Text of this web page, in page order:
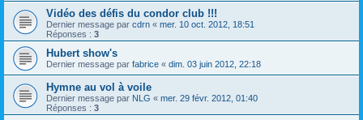
Vidéo des défis du condor club !!!
Dernier message par cdrn « mer. 10 oct. 2012, 18:51
Réponses : 3
Hubert show's
Dernier message par fabrice « dim. 03 juin 2012, 22:18
Hymne au vol à voile
Dernier message par NLG « mer. 29 févr. 2012, 01:40
Réponses : 3